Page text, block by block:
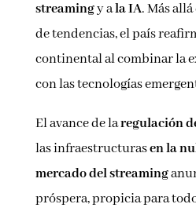
streamingy ala IA. Más
de tendencias, el país
continental al combinar la
con las tecnologías
El avance de laregulación
las infraestructurasen la
mercado del streaming
próspera, propicia para